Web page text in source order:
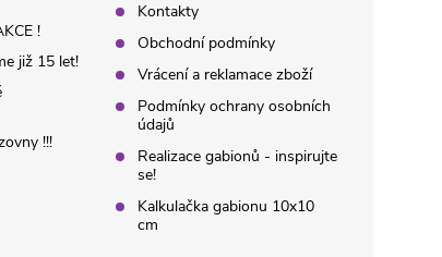
!
již 15 let!
!!!
Kontakty
Obchodní podmínky
Vrácení a reklamace zboží
Podmínky ochrany osobních
údajů
Realizace gabionů - inspirujte
se!
Kalkulačka gabionu 10x10
cm